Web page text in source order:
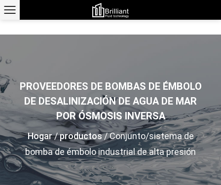
PROVEEDORES DE BOMBAS DE ÉMBOLO
DE DESALINIZACIÓN DE AGUA DE MAR
POR ÓSMOSIS INVERSA
Hogar/productos/Conjunto/sistema de
bomba de émbolo industrial de alta presión